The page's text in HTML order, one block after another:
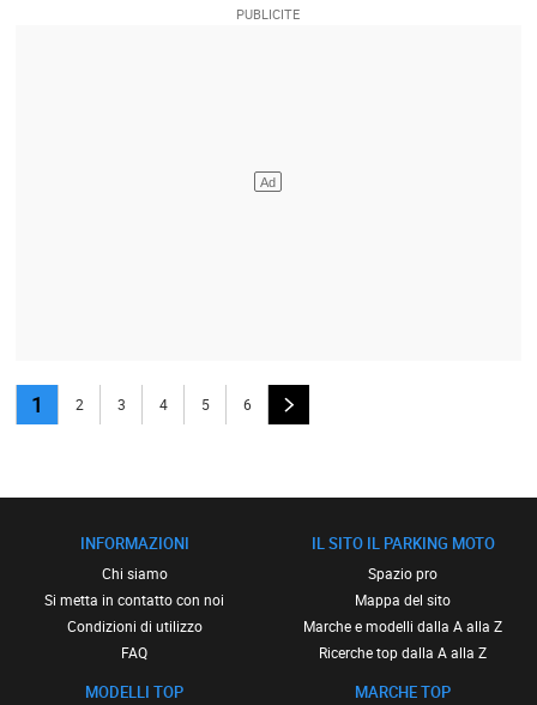
1 2 3 4 5 6
INFORMAZIONI
Chi siamo
Si metta in contatto con noi
Condizioni di utilizzo
FAQ
MODELLI TOP
IL SITO IL PARKING MOTO
Spazio pro
Mappa del sito
Marche e modelli dalla A alla Z
Ricerche top dalla A alla Z
MARCHE TOP